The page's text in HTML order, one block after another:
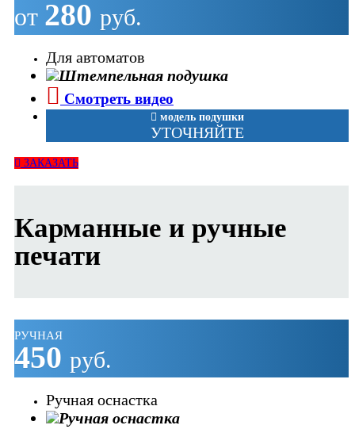
от 280 руб.
Для автоматов
Смотреть видео
модель подушки
УТОЧНЯЙТЕ
ЗАКАЗАТЬ
Карманные и ручные
печати
РУЧНАЯ
450 руб.
Ручная оснастка